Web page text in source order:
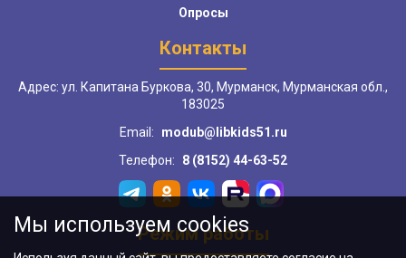
Опросы
Контакты
Адрес: ул. Капитана Буркова, 30, Мурманск, Мурманская обл.,
183025
Email:
modub@libkids51.ru
Телефон:
8 (8152) 44-63-52
Режим работы
Мы используем cookies